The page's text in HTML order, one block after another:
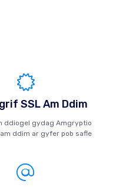
SSL Am Ddim
ddiogel gydag Amgryptio
am ddim ar gyfer pob safle